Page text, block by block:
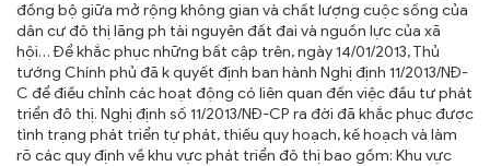
đồng bộ giữa mở rộng không gian và chất lượng cuộc sống của
dân cư đô thị lãng ph tài nguyên đất đai và nguồn lực của xã
hội… Để khắc phục những bất cập trên, ngày 14/01/2013, Thủ
tướng Chính phủ đã k quyết định ban hành Nghị định 11/2013/NĐ-
C để điều chỉnh các hoạt động có liên quan đến việc đầu tư phát
triển đô thị. Nghị định số 11/2013/NĐ-CP ra đời đã khắc phục được
tình trạng phát triển tự phát, thiếu quy hoạch, kế hoạch và làm
rõ các quy định về khu vực phát triển đô thị bao gồm: Khu vực